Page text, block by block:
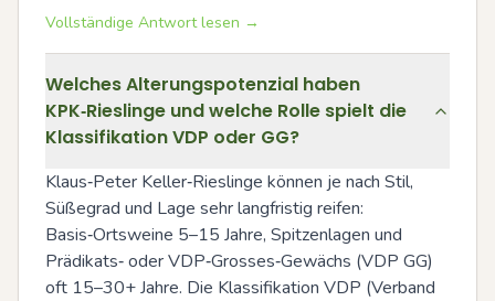
Vollständige Antwort lesen →
Welches Alterungspotenzial haben
KPK‑Rieslinge und welche Rolle spielt die
Klassifikation VDP oder GG?
Klaus‑Peter Keller‑Rieslinge können je nach Stil,
Süßegrad und Lage sehr langfristig reifen:
Basis‑Ortsweine 5–15 Jahre, Spitzenlagen und
Prädikats‑ oder VDP‑Grosses‑Gewächs (VDP GG)
oft 15–30+ Jahre. Die Klassifikation VDP (Verband